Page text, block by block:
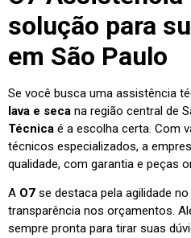
solução para
em São Paulo
Se você busca uma assistência
lava e seca na região central de
Técnica é a escolha certa. Com
técnicos especializados, a
qualidade, com garantia e peças
A O7 se destaca pela agilidade
transparência nos orçamentos.
sempre pronta para tirar suas